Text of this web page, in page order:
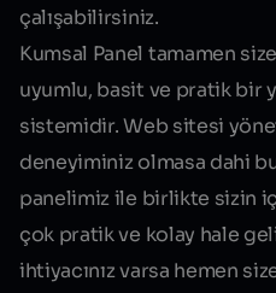
çalışabilirsiniz.
Kumsal Panel tamamen
uyumlu, basit ve pratik bir
sistemidir. Web sitesi
deneyiminiz olmasa dahi
panelimiz ile birlikte sizin
çok pratik ve kolay hale
ihtiyacınız varsa hemen